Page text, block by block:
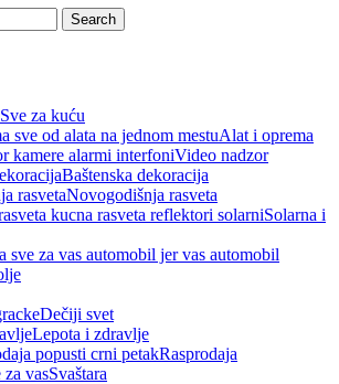
Search
Sve za kuću
Alat i oprema
Video nadzor
Baštenska dekoracija
Novogodišnja rasveta
Solarna i
Dečiji svet
Lepota i zdravlje
Rasprodaja
Svaštara